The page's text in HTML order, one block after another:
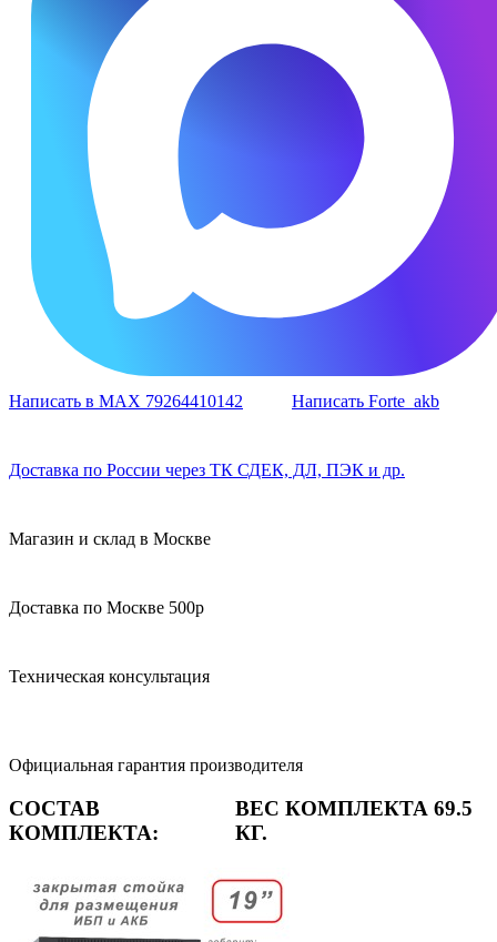
Написать в MAX 79264410142 Написать Forte_akb
Доставка по России через ТК СДЕК, ДЛ, ПЭК и др.
Магазин и склад в Москве
Доставка по Москве 500р
Техническая консультация
Официальная гарантия производителя
СОСТАВ
КОМПЛЕКТА:
ВЕС КОМПЛЕКТА 69.5
КГ.